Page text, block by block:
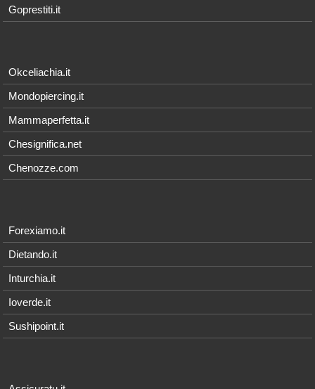
Goprestiti.it
Okceliachia.it
Mondopiercing.it
Mammaperfetta.it
Chesignifica.net
Chenozze.com
Forexiamo.it
Dietando.it
Inturchia.it
Ioverde.it
Sushipoint.it